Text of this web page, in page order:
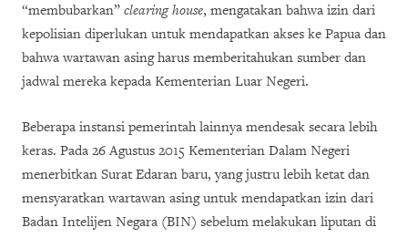
“membubarkan” clearing house, mengatakan bahwa izin dari
kepolisian diperlukan untuk mendapatkan akses ke Papua dan
bahwa wartawan asing harus memberitahukan sumber dan
jadwal mereka kepada Kementerian Luar Negeri.
Beberapa instansi pemerintah lainnya mendesak secara lebih
keras. Pada 26 Agustus 2015 Kementerian Dalam Negeri
menerbitkan Surat Edaran baru, yang justru lebih ketat dan
mensyaratkan wartawan asing untuk mendapatkan izin dari
Badan Intelijen Negara (BIN) sebelum melakukan liputan di